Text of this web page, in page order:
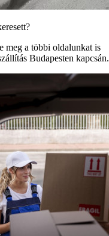
meg a többi oldalunkat is
Budapesten kapcsán.